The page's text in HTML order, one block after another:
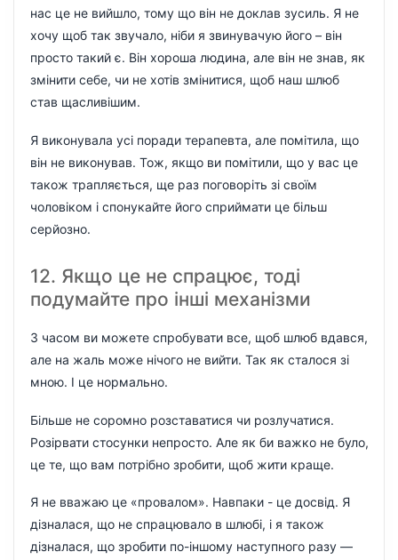
нас це не вийшло, тому що він не доклав зусиль. Я не
хочу щоб так звучало, ніби я звинувачую його – він
просто такий є. Він хороша людина, але він не знав, як
змінити себе, чи не хотів змінитися, щоб наш шлюб
став щасливішим.
Я виконувала усі поради терапевта, але помітила, що
він не виконував. Тож, якщо ви помітили, що у вас це
також трапляється, ще раз поговоріть зі своїм
чоловіком і спонукайте його сприймати це більш
серйозно.
12. Якщо це не спрацює, тоді
подумайте про інші механізми
З часом ви можете спробувати все, щоб шлюб вдався,
але на жаль може нічого не вийти. Так як сталося зі
мною. І це нормально.
Більше не соромно розставатися чи розлучатися.
Розірвати стосунки непросто. Але як би важко не було,
це те, що вам потрібно зробити, щоб жити краще.
Я не вважаю це «провалом». Навпаки - це досвід. Я
дізналася, що не спрацювало в шлюбі, і я також
дізналася, що зробити по-іншому наступного разу —